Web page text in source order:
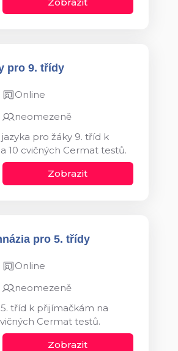
pro 9. třídy
Online
neomezeně
pro žáky 9. tříd k
10 cvičných Cermat testů.
Zobrazit
pro 5. třídy
Online
neomezeně
tříd k přijímačkám na
Cermat testů.
Zobrazit